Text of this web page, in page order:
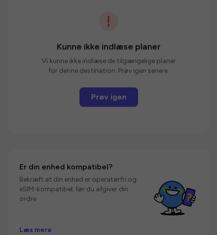
Kunne ikke indlæse planer
Vi kunne ikke indlæse de tilgængelige planer
for denne destination. Prøv igen senere.
Prøv igen
Er din enhed kompatibel?
Bekræft at din enhed er operatørfri og
eSIM-kompatibel, før du afgiver din
ordre.
Læs mere